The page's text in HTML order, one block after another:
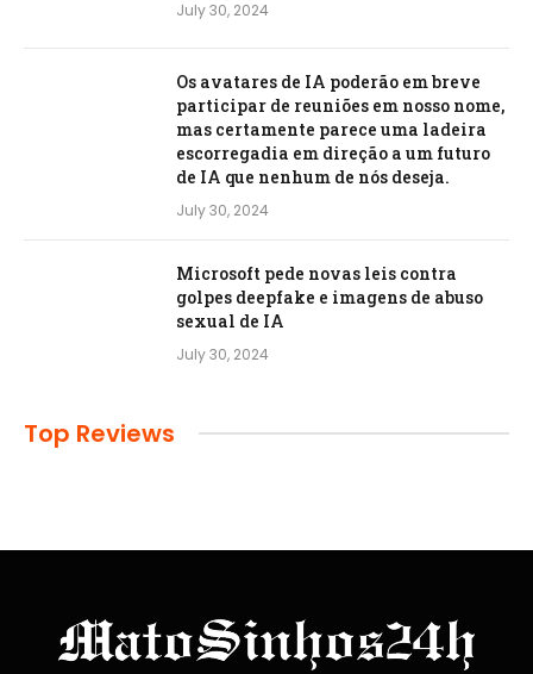
July 30, 2024
Os avatares de IA poderão em breve
participar de reuniões em nosso nome,
mas certamente parece uma ladeira
escorregadia em direção a um futuro
de IA que nenhum de nós deseja.
July 30, 2024
Microsoft pede novas leis contra
golpes deepfake e imagens de abuso
sexual de IA
July 30, 2024
Top Reviews